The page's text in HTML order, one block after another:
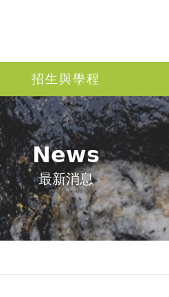
招生與學程
News
最新消息